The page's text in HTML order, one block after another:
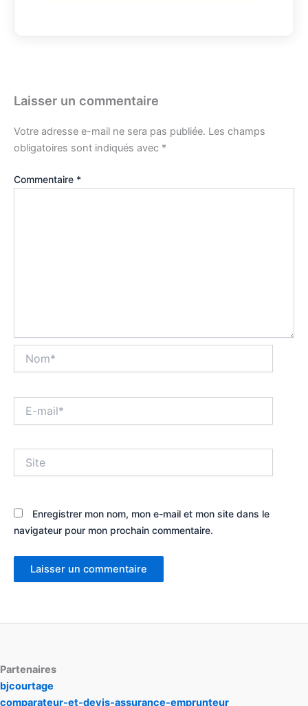
Laisser un commentaire
Votre adresse e-mail ne sera pas publiée. Les champs
obligatoires sont indiqués avec *
Commentaire *
mail*
Enregistrer mon nom, mon e-mail et mon site dans le
navigateur pour mon prochain commentaire.
Partenaires
bjcourtage
comparateur-et-devis-assurance-emprunteur